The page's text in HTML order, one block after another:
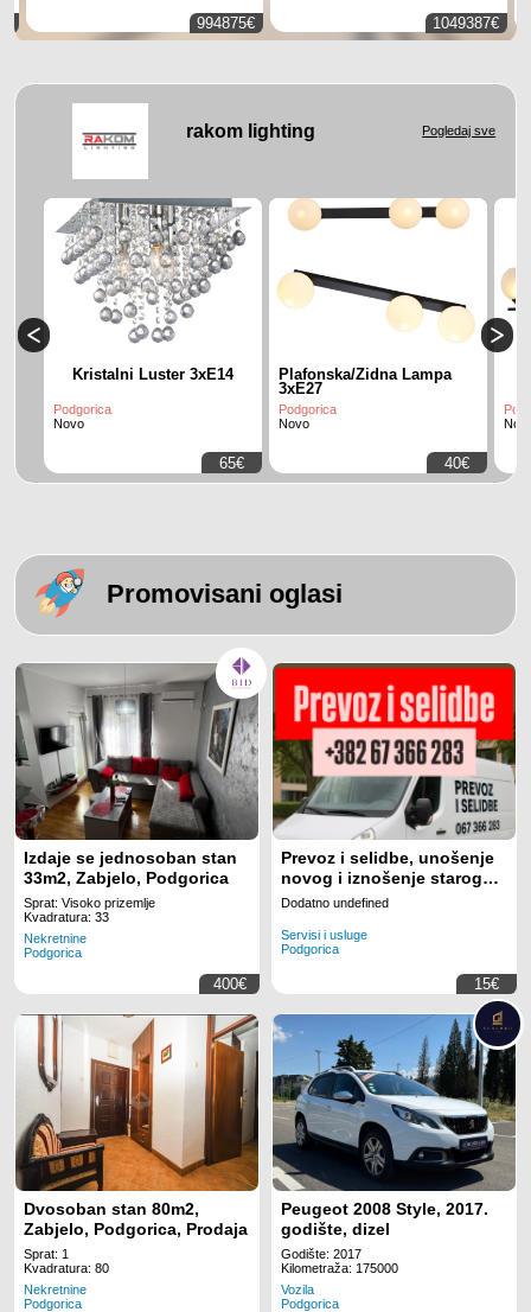
994875€ 1049387€
rakom lighting Pogledaj sve
Kristalni Luster 3xE14
Podgorica
Novo
65€
Plafonska/Zidna Lampa
3xE27
Podgorica
Novo
40€
Promovisani oglasi
Izdaje se jednosoban stan
33m2, Zabjelo, Podgorica
Sprat: Visoko prizemlje
Kvadratura: 33
Nekretnine
Podgorica
400€
Prevoz i selidbe, unošenje
novog i iznošenje starog
namještaja
Dodatno undefined
Servisi i usluge
Podgorica
15€
Dvosoban stan 80m2,
Zabjelo, Podgorica, Prodaja
Sprat: 1
Kvadratura: 80
Nekretnine
Podgorica
Peugeot 2008 Style, 2017.
godište, dizel
Godište: 2017
Kilometraža: 175000
Vozila
Podgorica